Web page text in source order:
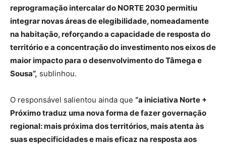
reprogramação intercalar do NORTE 2030 permitiu
integrar novas áreas de elegibilidade, nomeadamente
na habitação, reforçando a capacidade de resposta do
território e a concentração do investimento nos eixos de
maior impacto para o desenvolvimento do Tâmega e
Sousa”, sublinhou.
O responsável salientou ainda que “a iniciativa Norte +
Próximo traduz uma nova forma de fazer governação
regional: mais próxima dos territórios, mais atenta às
suas especificidades e mais eficaz na resposta aos